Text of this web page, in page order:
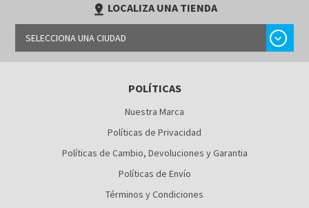
pin_drop LOCALIZA UNA TIENDA
SELECCIONA UNA CIUDAD chevron_right
BARRANQUILLA
POLÍTICAS
Nuestra Marca
Políticas de Privacidad
Políticas de Cambio, Devoluciones y Garantia
Políticas de Envío
Términos y Condiciones